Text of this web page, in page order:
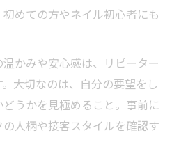
めての方やネイル初心者にも
かみや安心感は、リピーター
大切なのは、自分の要望をし
うかを見極めること。事前に
人柄や接客スタイルを確認す